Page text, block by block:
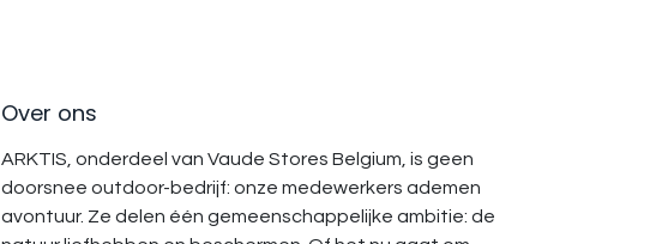
Over ons
ARKTIS, onderdeel van Vaude Stores Belgium, is geen
doorsnee outdoor-bedrijf: onze medewerkers ademen
avontuur. Ze delen één gemeenschappelijke ambitie: de